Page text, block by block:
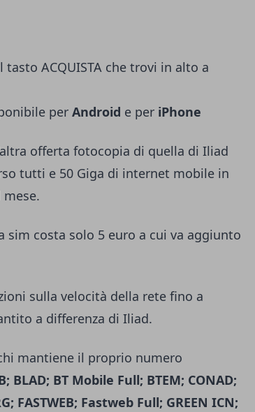
tasto ACQUISTA che trovi in alto a
per Android e per iPhone
offerta fotocopia di quella di Iliad
tutti e 50 Giga di internet mobile in
sim costa solo 5 euro a cui va aggiunto
sulla velocità della rete fino a
a differenza di Iliad.
mantiene il proprio numero
BLAD; BT Mobile Full; BTEM; CONAD;
FASTWEB; Fastweb Full; GREEN ICN;